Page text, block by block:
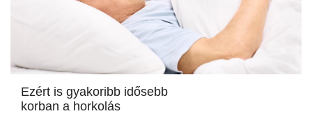
Ezért is gyakoribb idősebb
korban a horkolás